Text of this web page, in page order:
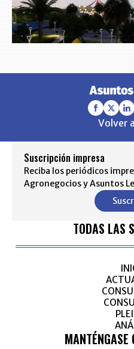
Volver
Suscripción impresa
Reciba los periódicos
Agronegocios y Asuntos
TODAS LAS
MANTÉNGASE